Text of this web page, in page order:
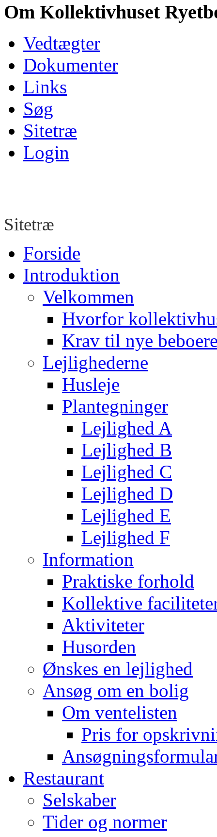
Om Kollektivhuset
Vedtægter
Dokumenter
Links
Søg
Sitetræ
Login
Sitetræ
Forside
Introduktion
Velkommen
Hvorfor
Krav til nye
Lejlighederne
Husleje
Plantegninger
Lejlighed A
Lejlighed B
Lejlighed C
Lejlighed D
Lejlighed E
Lejlighed F
Information
Praktiske forhold
Kollektive
Aktiviteter
Husorden
Ønskes en lejlighed
Ansøg om en bolig
Om ventelisten
Pris for
Restaurant
Selskaber
Tider og normer